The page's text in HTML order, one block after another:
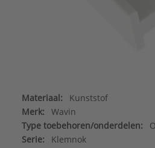
Materiaal:
Kunststof
Merk:
Wavin
Type toebehoren/onderdelen:
Serie:
Klemnok